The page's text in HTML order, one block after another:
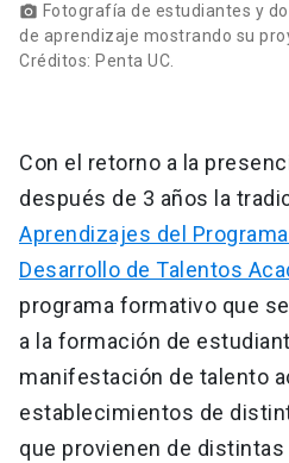
photo_camera Fotografía de estudiantes y
de aprendizaje mostrando su
Créditos: Penta UC.
Con el retorno a la
después de 3 años la
Aprendizajes del
Desarrollo de Talentos
programa formativo que
a la formación de
manifestación de talento
establecimientos de
que provienen de distintas